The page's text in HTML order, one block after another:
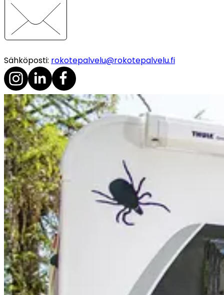
Sähköposti: rokotepalvelu@rokotepalvelu.fi